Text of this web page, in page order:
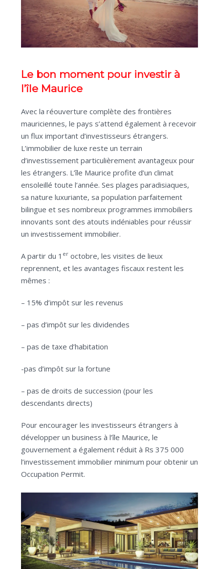
Le bon moment pour investir à
l’île Maurice
Avec la réouverture complète des frontières
mauriciennes, le pays s’attend également à recevoir
un flux important d’investisseurs étrangers.
L’immobilier de luxe reste un terrain
d’investissement particulièrement avantageux pour
les étrangers. L’île Maurice profite d’un climat
ensoleillé toute l’année. Ses plages paradisiaques,
sa nature luxuriante, sa population parfaitement
bilingue et ses nombreux programmes immobiliers
innovants sont des atouts indéniables pour réussir
un investissement immobilier.
A partir du 1 er octobre, les visites de lieux
reprennent, et les avantages fiscaux restent les
mêmes :
– 15% d’impôt sur les revenus
– pas d’impôt sur les dividendes
– pas de taxe d’habitation
-pas d’impôt sur la fortune
– pas de droits de succession (pour les
descendants directs)
Pour encourager les investisseurs étrangers à
développer un business à l’île Maurice, le
gouvernement a également réduit à Rs 375 000
l’investissement immobilier minimum pour obtenir un
Occupation Permit.